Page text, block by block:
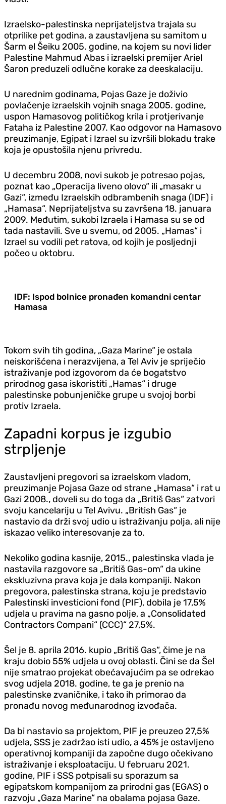
Izraelsko-palestinska neprijateljstva trajala su
otprilike pet godina, a zaustavljena su samitom u
Šarm el Šeiku 2005. godine, na kojem su novi lider
Palestine Mahmud Abas i izraelski premijer Ariel
Šaron preduzeli odlučne korake za deeskalaciju.
U narednim godinama, Pojas Gaze je doživio
povlačenje izraelskih vojnih snaga 2005. godine,
uspon Hamasovog političkog krila i protjerivanje
Fataha iz Palestine 2007. Kao odgovor na Hamasovo
preuzimanje, Egipat i Izrael su izvršili blokadu trake
koja je opustošila njenu privredu.
U decembru 2008, novi sukob je potresao pojas,
poznat kao „Operacija liveno olovo“ ili „masakr u
Gazi“, između Izraelskih odbrambenih snaga (IDF) i
„Hamasa“. Neprijateljstva su završena 18. januara
2009. Međutim, sukobi Izraela i Hamasa su se od
tada nastavili. Sve u svemu, od 2005. „Hamas“ i
Izrael su vodili pet ratova, od kojih je posljednji
počeo u oktobru.
IDF: Ispod bolnice pronađen komandni centar
Hamasa
Tokom svih tih godina, „Gaza Marine“ je ostala
neiskorišćena i nerazvijena, a Tel Aviv je spriječio
istraživanje pod izgovorom da će bogatstvo
prirodnog gasa iskoristiti „Hamas“ i druge
palestinske pobunjeničke grupe u svojoj borbi
protiv Izraela.
Zapadni korpus je izgubio
strpljenje
Zaustavljeni pregovori sa izraelskom vladom,
preuzimanje Pojasa Gaze od strane „Hamasa“ i rat u
Gazi 2008., doveli su do toga da „Britiš Gas“ zatvori
svoju kancelariju u Tel Avivu. „British Gas“ je
nastavio da drži svoj udio u istraživanju polja, ali nije
iskazao veliko interesovanje za to.
Nekoliko godina kasnije, 2015., palestinska vlada je
nastavila razgovore sa „Britiš Gas-om“ da ukine
ekskluzivna prava koja je dala kompaniji. Nakon
pregovora, palestinska strana, koju je predstavio
Palestinski investicioni fond (PIF), dobila je 17,5%
udjela u pravima na gasno polje, a „Consolidated
Contractors Compani“ (CCC)“27,5%.
Šel je 8. aprila 2016. kupio „Britiš Gas“, čime je na
kraju dobio 55% udjela u ovoj oblasti. Čini se da Šel
nije smatrao projekat obećavajućim pa se odrekao
svog udjela 2018. godine, te ga je prenio na
palestinske zvaničnike, i tako ih primorao da
pronađu novog međunarodnog izvođača.
Da bi nastavio sa projektom, PIF je preuzeo 27,5%
udjela, SSS je zadržao isti udio, a 45% je ostavljeno
operativnoj kompaniji da započne dugo očekivano
istraživanje i eksploataciju. U februaru 2021.
godine, PIF i SSS potpisali su sporazum sa
egipatskom kompanijom za prirodni gas (EGAS) o
razvoju „Gaza Marine“ na obalama pojasa Gaze.